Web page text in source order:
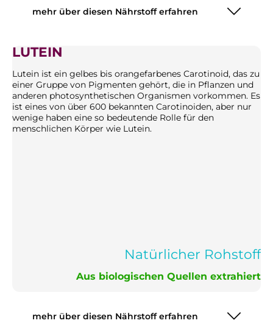
mehr über diesen Nährstoff erfahren
LUTEIN
Lutein ist ein gelbes bis orangefarbenes Carotinoid, das zu
einer Gruppe von Pigmenten gehört, die in Pflanzen und
anderen photosynthetischen Organismen vorkommen. Es
ist eines von über 600 bekannten Carotinoiden, aber nur
wenige haben eine so bedeutende Rolle für den
menschlichen Körper wie Lutein.
Natürlicher Rohstoff
Aus biologischen Quellen extrahiert
mehr über diesen Nährstoff erfahren